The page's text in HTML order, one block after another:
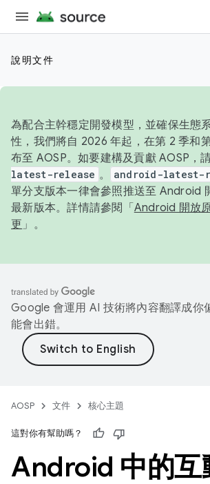
說明文件
為配合主幹穩定開發模型，並確保生態
性，我們將自 2026 年起，在第 2 季和
布至 AOSP。如要建構及貢獻 AOSP，
latest-release 。 android-latest-
單分支版本一律會參照推送至 Android
最新版本。詳情請參閱「 Android 開放
更 」。
Google 會運用 AI 技術將內容翻譯成你
能會出錯。
AOSP 文件 核心主題
這對你有幫助嗎？
Android 中的互